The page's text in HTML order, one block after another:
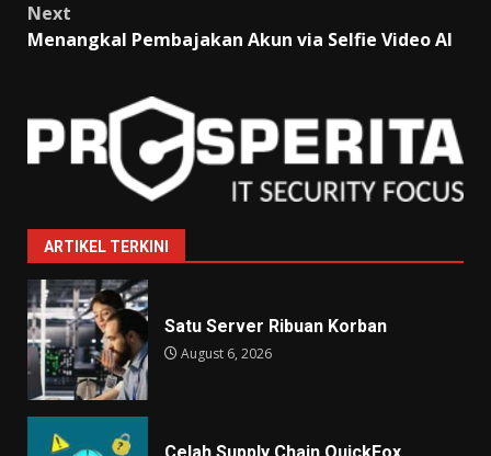
Next
Menangkal Pembajakan Akun via Selfie Video AI
ARTIKEL TERKINI
Satu Server Ribuan Korban
August 6, 2026